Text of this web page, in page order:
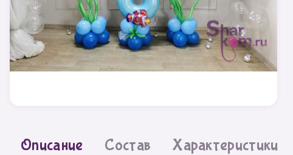
Описание Состав Характеристики